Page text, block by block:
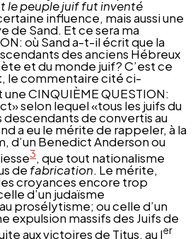
le peuple juif fut inventé
influence, mais aussi une
de Sand. Et ce sera ma
où Sand a-t-il écrit que la
des anciens Hébreux
et du monde juif? C’est ce
le commentaire cité ci-
une CINQUIÈME QUESTION:
selon lequel «tous les juifs du
de convertis au
a eu le mérite de rappeler, à la
d’un Benedict Anderson ou
3, que tout nationalisme
de fabrication. Le mérite,
croyances encore trop
d’un judaïsme
prosélytisme; ou celle d’un
expulsion massifs des Juifs de
aux victoires de Titus, au Ier